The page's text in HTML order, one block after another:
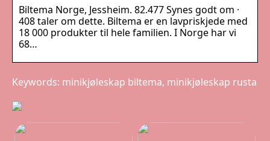
Biltema Norge, Jessheim. 82.477 Synes godt om ·
408 taler om dette. Biltema er en lavpriskjede med
18 000 produkter til hele familien. I Norge har vi
68…
Keywords: minikjøleskap biltema, minikjøleskap rusta